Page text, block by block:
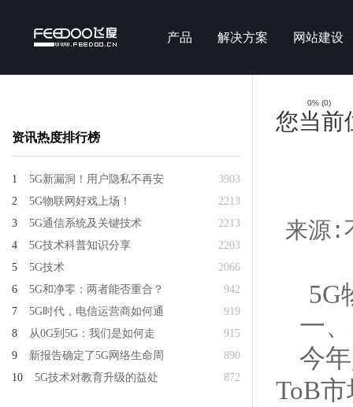
产品 解决方案 网站建设
资讯热度排行榜
3903
1
5G新漏洞！用户隐私不再安
2213
2
5G物联网好戏上场！
2213
3
5G通信系统及关键技术
2203
4
5G技术科普知识分享
2066
5
5G技术
942
6
5G和净零：两者能否重合？
919
7
5G时代，电信运营商如何通
915
8
从0G到5G：我们是如何走
890
9
新报告确定了5G网络生命周
872
10 5G技术对教育升级的益处
您当前
来源
5G
一
今
ToB
0% (0)